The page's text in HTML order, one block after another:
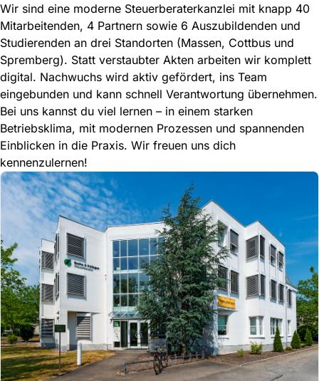
Wir sind eine moderne Steuerberaterkanzlei mit knapp 40
Mitarbeitenden, 4 Partnern sowie 6 Auszubildenden und
Studierenden an drei Standorten (Massen, Cottbus und
Spremberg). Statt verstaubter Akten arbeiten wir komplett
digital. Nachwuchs wird aktiv gefördert, ins Team
eingebunden und kann schnell Verantwortung übernehmen.
Bei uns kannst du viel lernen – in einem starken
Betriebsklima, mit modernen Prozessen und spannenden
Einblicken in die Praxis. Wir freuen uns dich
kennenzulernen!